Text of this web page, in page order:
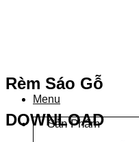
Menu
Sản Phẩm
Rèm Sáo Gỗ
DOWNLOAD